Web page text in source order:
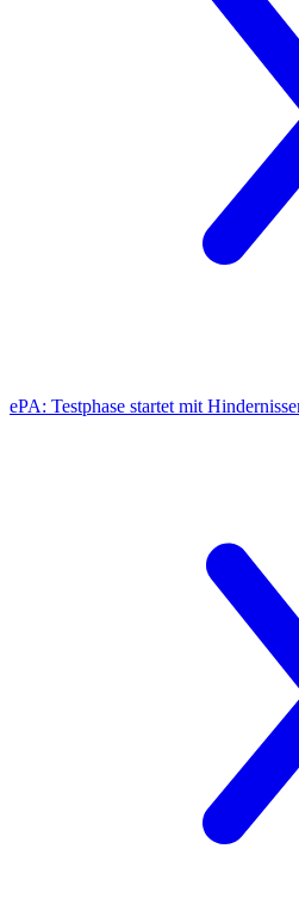
ePA: Testphase startet mit